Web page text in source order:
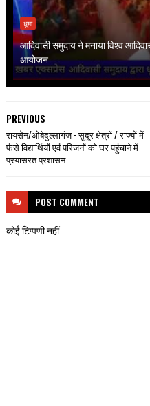
धूमा
आदिवासी समुदाय ने मनाया विश्व
आयोजन
PREVIOUS
रायसेन/ओबेदुल्लागंज - सुदूर क्षेत्रों / राज्यों में
फंसे विद्यार्थियों एवं परिजनों को घर पहुंचाने में
प्रयासरत प्रशासन
POST COMMENT
कोई टिप्पणी नहीं